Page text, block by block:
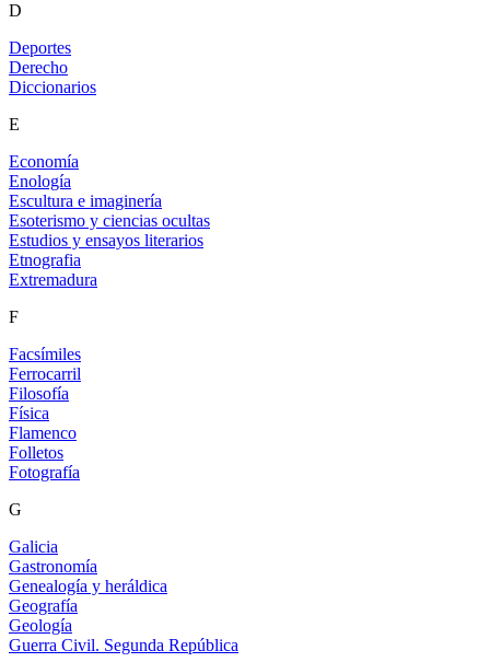
D
Deportes
Derecho
Diccionarios
E
Economía
Enología
Escultura e imaginería
Esoterismo y ciencias ocultas
Estudios y ensayos literarios
Etnografia
Extremadura
F
Facsímiles
Ferrocarril
Filosofía
Física
Flamenco
Folletos
Fotografía
G
Galicia
Gastronomía
Genealogía y heráldica
Geografía
Geología
Guerra Civil. Segunda República